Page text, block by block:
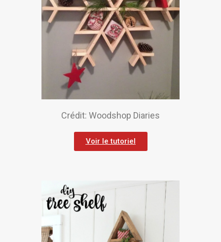
Crédit: Woodshop Diaries
Voir le tutoriel